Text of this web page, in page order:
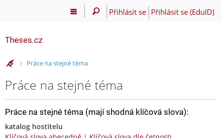
Přihlásit se Přihlásit se (EduID)
Theses.cz
>Práce na stejné téma
Práce na stejné téma
Práce na stejné téma (mají shodná klíčová slova):
katalog hostitelu